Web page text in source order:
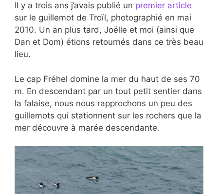
Il y a trois ans j’avais publié un premier article
sur le guillemot de Troïl, photographié en mai
2010. Un an plus tard, Joëlle et moi (ainsi que
Dan et Dom) étions retournés dans ce très beau
lieu.
Le cap Fréhel domine la mer du haut de ses 70
m. En descendant par un tout petit sentier dans
la falaise, nous nous rapprochons un peu des
guillemots qui stationnent sur les rochers que la
mer découvre à marée descendante.